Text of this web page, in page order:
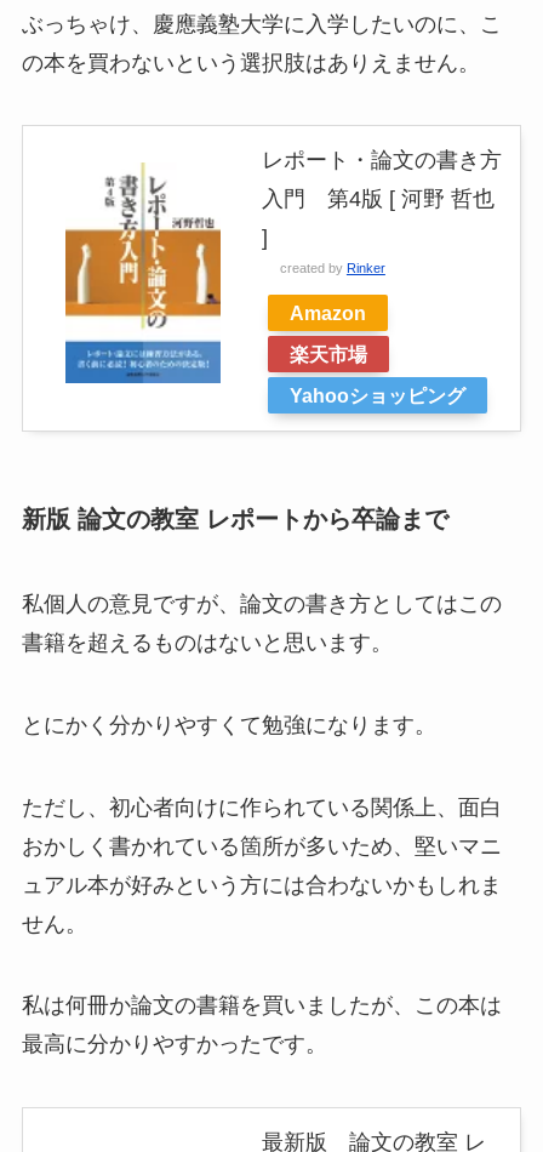
ぶっちゃけ、慶應義塾大学に入学したいのに、こ
の本を買わないという選択肢はありえません。
レポート・論文の書き方
入門 第4版 [ 河野 哲也
]
created by Rinker
Amazon
楽天市場
Yahooショッピング
新版 論文の教室 レポートから卒論まで
私個人の意見ですが、論文の書き方としてはこの
書籍を超えるものはないと思います。
とにかく分かりやすくて勉強になります。
ただし、初心者向けに作られている関係上、面白
おかしく書かれている箇所が多いため、堅いマニ
ュアル本が好みという方には合わないかもしれま
せん。
私は何冊か論文の書籍を買いましたが、この本は
最高に分かりやすかったです。
最新版 論文の教室 レ